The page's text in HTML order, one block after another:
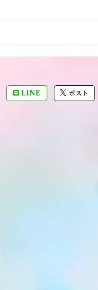
LINE ポスト